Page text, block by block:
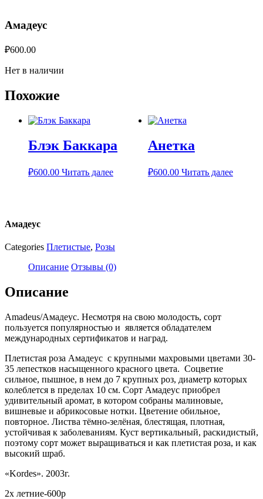
Амадеус
₽600.00
Нет в наличии
Похожие
Блэк Баккара
₽600.00 Читать далее
Анетка
₽600.00 Читать далее
Амадеус
Categories Плетистые, Розы
Описание Отзывы (0)
Описание
Amadeus/Амадеус. Несмотря на свою молодость, сорт
пользуется популярностью и является обладателем
международных сертификатов и наград.
Плетистая роза Амадеус с крупными махровыми цветами 30-
35 лепестков насыщенного красного цвета. Соцветие
сильное, пышное, в нем до 7 крупных роз, диаметр которых
колеблется в пределах 10 см. Сорт Амадеус приобрел
удивительный аромат, в котором собраны малиновые,
вишневые и абрикосовые нотки. Цветение обильное,
повторное. Листва тёмно-зелёная, блестящая, плотная,
устойчивая к заболеваниям. Куст вертикальный, раскидистый,
поэтому сорт может выращиваться и как плетистая роза, и как
высокий шраб.
«Kordes». 2003г.
2х летние-600р